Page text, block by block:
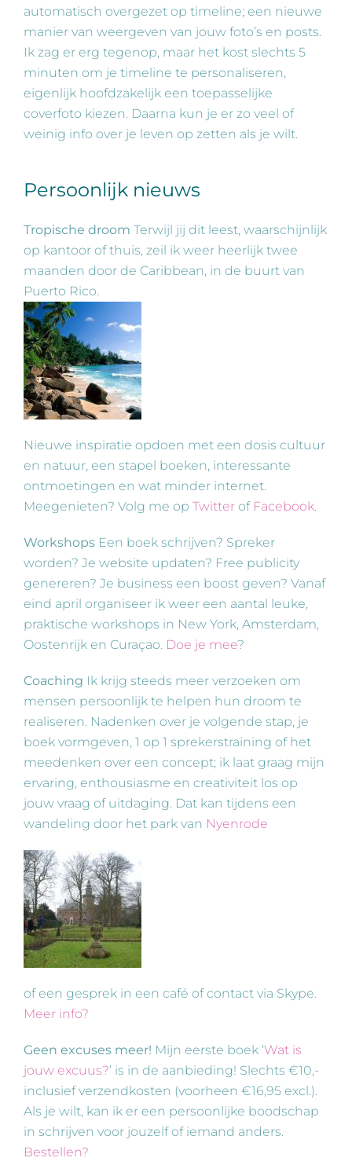
automatisch overgezet op timeline; een nieuwe
manier van weergeven van jouw foto’s en posts.
Ik zag er erg tegenop, maar het kost slechts 5
minuten om je timeline te personaliseren,
eigenlijk hoofdzakelijk een toepasselijke
coverfoto kiezen. Daarna kun je er zo veel of
weinig info over je leven op zetten als je wilt.
Persoonlijk nieuws
Tropische droom Terwijl jij dit leest, waarschijnlijk
op kantoor of thuis, zeil ik weer heerlijk twee
maanden door de Caribbean, in de buurt van
Puerto Rico.
Nieuwe inspiratie opdoen met een dosis cultuur
en natuur, een stapel boeken, interessante
ontmoetingen en wat minder internet.
Meegenieten? Volg me op Twitter of Facebook.
Workshops Een boek schrijven? Spreker
worden? Je website updaten? Free publicity
genereren? Je business een boost geven? Vanaf
eind april organiseer ik weer een aantal leuke,
praktische workshops in New York, Amsterdam,
Oostenrijk en Curaçao. Doe je mee?
Coaching Ik krijg steeds meer verzoeken om
mensen persoonlijk te helpen hun droom te
realiseren. Nadenken over je volgende stap, je
boek vormgeven, 1 op 1 sprekerstraining of het
meedenken over een concept; ik laat graag mijn
ervaring, enthousiasme en creativiteit los op
jouw vraag of uitdaging. Dat kan tijdens een
wandeling door het park van Nyenrode
of een gesprek in een café of contact via Skype.
Meer info?
Geen excuses meer! Mijn eerste boek ‘Wat is
jouw excuus?’ is in de aanbieding! Slechts €10,-
inclusief verzendkosten (voorheen €16,95 excl.).
Als je wilt, kan ik er een persoonlijke boodschap
in schrijven voor jouzelf of iemand anders.
Bestellen?